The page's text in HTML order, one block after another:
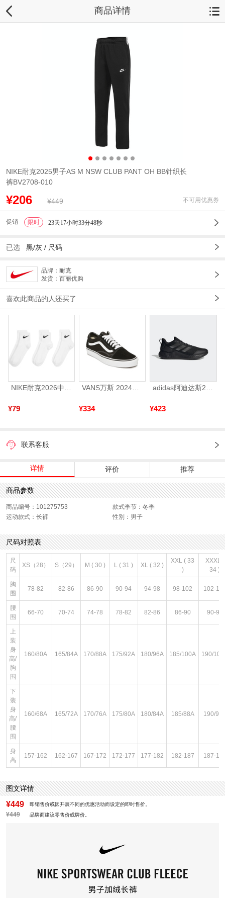
商品详情
NIKE耐克2025男子AS M NSW CLUB PANT OH BB针织长
裤BV2708-010
¥206 ¥449 不可用优惠券
促销 限时 23天17小时33分48秒
已选 黑/灰 / 尺码
品牌： 耐克
发货：百丽优购
喜欢此商品的人还买了
NIKE耐克2026中性U NK LTWT QT 3PR短袜优惠装SX4706-101
¥79
VANS万斯 2024年新款中性OldSkool帆布鞋/硫化鞋VN000D3HY28（延续款）
¥334
adidas阿迪达斯2025中性edge gamedaySPW FTW-跑步GW2499
¥423
联系客服
详情 评价 推荐
商品参数
商品编号：101275753
款式季节：冬季
运动款式：长裤
性别：男子
尺码对照表
尺
码
XS（28） S（29） M ( 30 ) L ( 31 ) XL ( 32 )
XXL ( 33
)
XXXL (
34 )
胸
围
78-82 82-86 86-90 90-94 94-98 98-102 102-
腰
围
66-70 70-74 74-78 78-82 82-86 86-90 90-94
上
装
身
高/
胸
围
160/80A 165/84A 170/88A 175/92A 180/96A 185/100A 190/
下
装
身
高/
腰
围
160/68A 165/72A 170/76A 175/80A 180/84A 185/88A 190/
身
高
157-162 162-167 167-172 172-177 177-182 182-187 187-
图文详情
¥449 即销售价或因开展不同的优惠活动而设定的即时售价。
¥449 品牌商建议零售价或牌价。